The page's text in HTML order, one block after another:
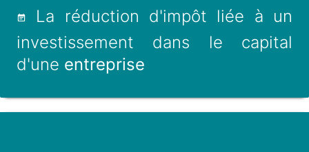
La réduction d'impôt liée à un
investissement dans le capital
d'une entreprise